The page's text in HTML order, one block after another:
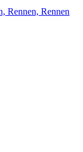
Rennen, Rennen